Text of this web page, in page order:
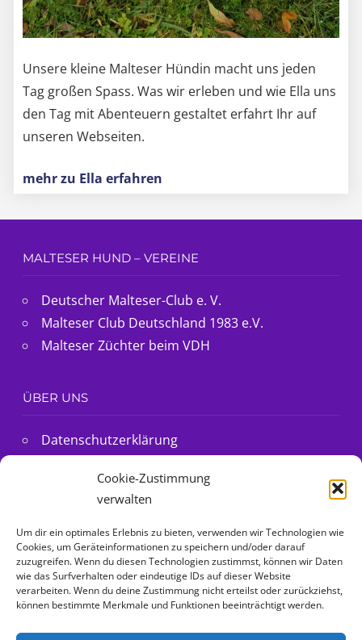
Cookie-Zustimmung
verwalten
Um dir ein optimales Erlebnis zu bieten, verwenden wir Technologien wie
Cookies, um Geräteinformationen zu speichern und/oder darauf
zuzugreifen. Wenn du diesen Technologien zustimmst, können wir Daten
wie das Surfverhalten oder eindeutige IDs auf dieser Website
verarbeiten. Wenn du deine Zustimmung nicht erteilst oder zurückziehst,
können bestimmte Merkmale und Funktionen beeinträchtigt werden.
Tag großen Spass. Was wir erleben und wie Ella uns
den Tag mit Abenteuern gestaltet erfahrt Ihr auf
mehr zu Ella erfahren
MALTESER HUND – VEREINE
Deutscher Malteser-Club e. V.
Malteser Züchter beim VDH
ÜBER UNS
@Malteser Ella folgen
MIT ❤ FÜR MALTESER HUNDE
Malteser Hunde
Rasseinfos